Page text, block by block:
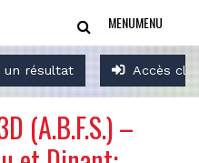
un résultat Accès
MENUMENU
(A.B.F.S.) –